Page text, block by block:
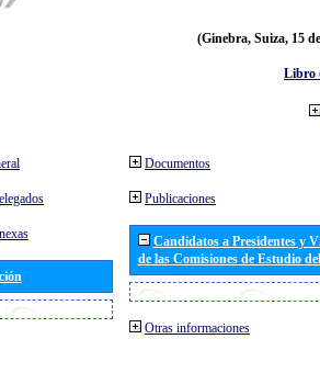
(Ginebra, Suiza, 15
Libro
Documentos
Publicaciones
Candidatos a Presidentes y
de las Comisiones de Estudio
Otras informaciones